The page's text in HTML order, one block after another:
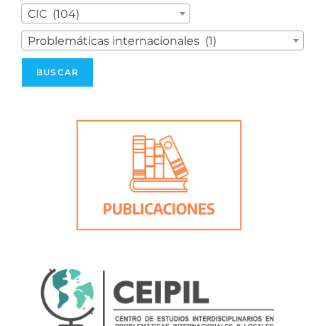
CIC (104)
Problemáticas internacionales (1)